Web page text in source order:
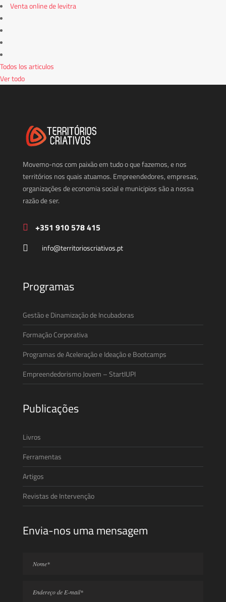
Venta online de levitra
Todos los articulos
Ver todo
Movemo-nos com paixão em tudo o que fazemos, e nos
territórios nos quais atuamos. Empreendedores, empresas,
organizações de economia social e municipios são a nossa
razão de ser.
+351 910 578 415
info@territorioscriativos.pt
Programas
Gestão e Dinamização de Incubadoras
Formação Corporativa
Programas de Aceleração e Ideação e Bootcamps
Empreendedorismo Jovem – StartIUPI
Publicações
Livros
Ferramentas
Artigos
Revistas de Intervenção
Envia-nos uma mensagem